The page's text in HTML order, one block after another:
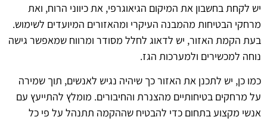
יש לקחת בחשבון את המיקום הגיאוגרפי, את כיווני הרוח, ואת
מרחקי הבטיחות מהמבנה העיקרי ומהאזורים המיועדים לשימוש.
בעת הקמת האזור, יש לדאוג לחלל מסודר ומרווח שמאפשר גישה
נוחה למכשירים ולמערכות הגז.
כמו כן, יש לתכנן את האזור כך שיהיה נגיש לאנשים, תוך שמירה
על מרחקים בטיחותיים מהצנרת והחיבורים. מומלץ להתייעץ עם
אנשי מקצוע בתחום כדי להבטיח שההקמה תתנהל על פי כל